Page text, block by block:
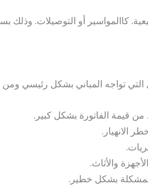
كاالمواسير أو التوصيلات.
تواجه المباني بشكل رئيسي ومن
من قيمة الفاتورة بشكل كبير.
الانهيار.
والأثاث.
بشكل خطير.